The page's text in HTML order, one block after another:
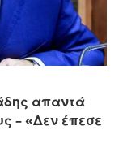
απαντά
– «Δεν έπεσε